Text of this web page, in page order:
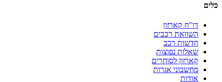
כלים
דו"ח קארזון
השוואת רכבים
חדשות רכב
שאלות נפוצות
קארזון לסוחרים
מחשבוני אגרות
אודות